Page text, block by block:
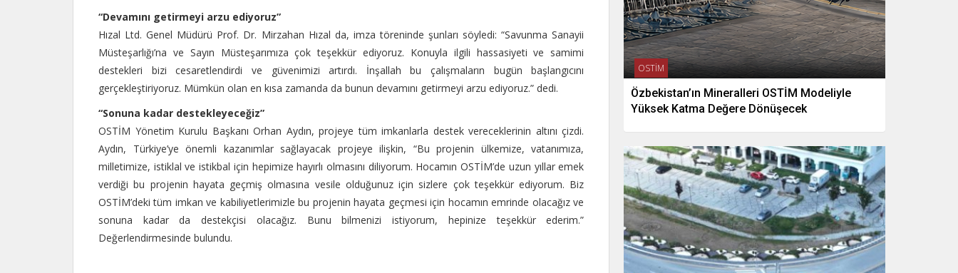
“Devamını getirmeyi arzu ediyoruz”
Hızal Ltd. Genel Müdürü Prof. Dr. Mirzahan Hızal da, imza töreninde şunları söyledi: “Savunma Sanayii
Müsteşarlığı’na ve Sayın Müsteşarımıza çok teşekkür ediyoruz. Konuyla ilgili hassasiyeti ve samimi
destekleri bizi cesaretlendirdi ve güvenimizi artırdı. İnşallah bu çalışmaların bugün başlangıcını
gerçekleştiriyoruz. Mümkün olan en kısa zamanda da bunun devamını getirmeyi arzu ediyoruz.” dedi.
“Sonuna kadar destekleyeceğiz”
OSTİM Yönetim Kurulu Başkanı Orhan Aydın, projeye tüm imkanlarla destek vereceklerinin altını çizdi.
Aydın, Türkiye’ye önemli kazanımlar sağlayacak projeye ilişkin, “Bu projenin ülkemize, vatanımıza,
milletimize, istiklal ve istikbal için hepimize hayırlı olmasını diliyorum. Hocamın OSTİM’de uzun yıllar emek
verdiği bu projenin hayata geçmiş olmasına vesile olduğunuz için sizlere çok teşekkür ediyorum. Biz
OSTİM’deki tüm imkan ve kabiliyetlerimizle bu projenin hayata geçmesi için hocamın emrinde olacağız ve
sonuna kadar da destekçisi olacağız. Bunu bilmenizi istiyorum, hepinize teşekkür ederim.”
Değerlendirmesinde bulundu.
OSTİM
Özbekistan’ın Mineralleri OSTİM Modeliyle
Yüksek Katma Değere Dönüşecek